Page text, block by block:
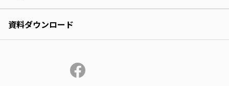
資料ダウンロード